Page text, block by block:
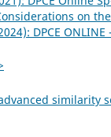
on
DPCE
similarity